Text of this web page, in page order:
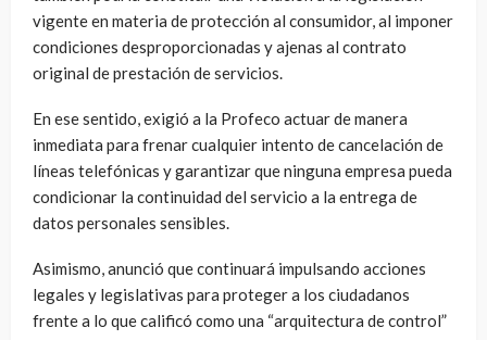
vigente en materia de protección al consumidor, al imponer
condiciones desproporcionadas y ajenas al contrato
original de prestación de servicios.
En ese sentido, exigió a la Profeco actuar de manera
inmediata para frenar cualquier intento de cancelación de
líneas telefónicas y garantizar que ninguna empresa pueda
condicionar la continuidad del servicio a la entrega de
datos personales sensibles.
Asimismo, anunció que continuará impulsando acciones
legales y legislativas para proteger a los ciudadanos
frente a lo que calificó como una “arquitectura de control”